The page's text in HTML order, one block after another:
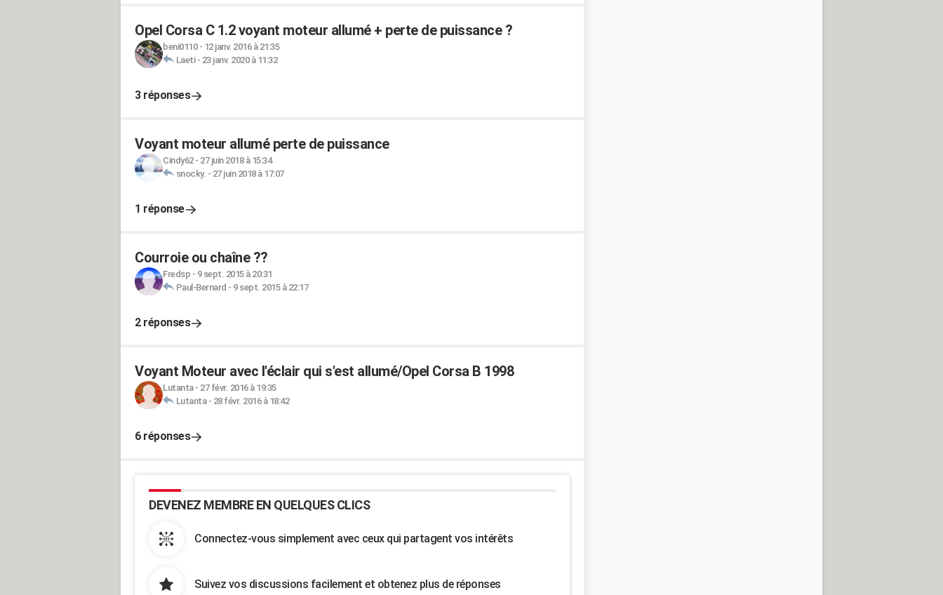
Opel Corsa C 1.2 voyant moteur allumé + perte de puissance ?
beni0110- 12 janv. 2016 à 21:35
Laeti- 23 janv. 2020 à 11:32
3 réponses
Voyant moteur allumé perte de puissance
Cindy62- 27 juin 2018 à 15:34
snocky. - 27 juin 2018 à 17:07
1 réponse
Courroie ou chaîne ??
Fredsp - 9 sept. 2015 à 20:31
Paul-Bernard - 9 sept. 2015 à 22:17
2 réponses
Voyant Moteur avec l'éclair qui s'est allumé/Opel Corsa B 1998
Lutanta- 27 févr. 2016 à 19:35
Lutanta- 28 févr. 2016 à 18:42
6 réponses
DEVENEZ MEMBRE EN QUELQUES CLICS
Connectez-vous simplement avec ceux qui partagent vos intérêts
Suivez vos discussions facilement et obtenez plus de réponses